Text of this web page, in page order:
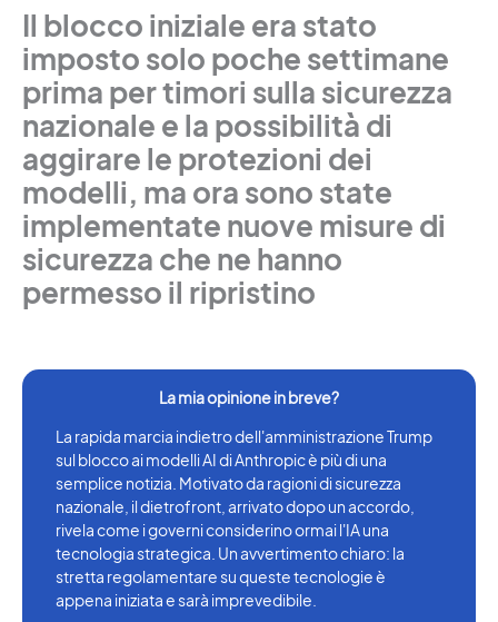
Il blocco iniziale era stato
imposto solo poche settimane
prima per timori sulla sicurezza
nazionale e la possibilità di
aggirare le protezioni dei
modelli, ma ora sono state
implementate nuove misure di
sicurezza che ne hanno
permesso il ripristino
La rapida marcia indietro dell'amministrazione Trump
sul blocco ai modelli AI di Anthropic è più di una
semplice notizia. Motivato da ragioni di sicurezza
nazionale, il dietrofront, arrivato dopo un accordo,
rivela come i governi considerino ormai l'IA una
tecnologia strategica. Un avvertimento chiaro: la
stretta regolamentare su queste tecnologie è
appena iniziata e sarà imprevedibile.